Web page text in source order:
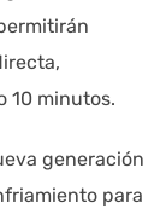
10 minutos.
generación
para